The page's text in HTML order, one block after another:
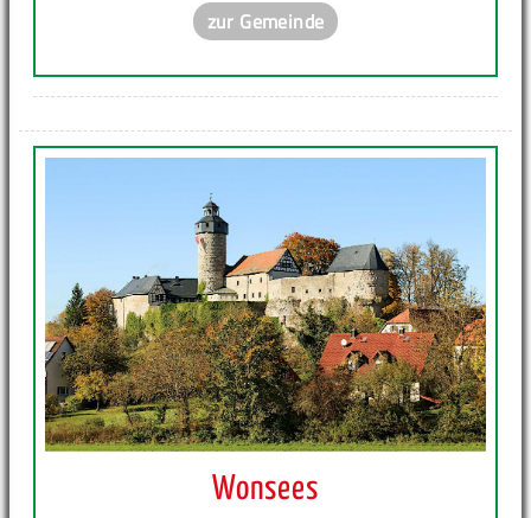
zur Gemeinde
Wonsees